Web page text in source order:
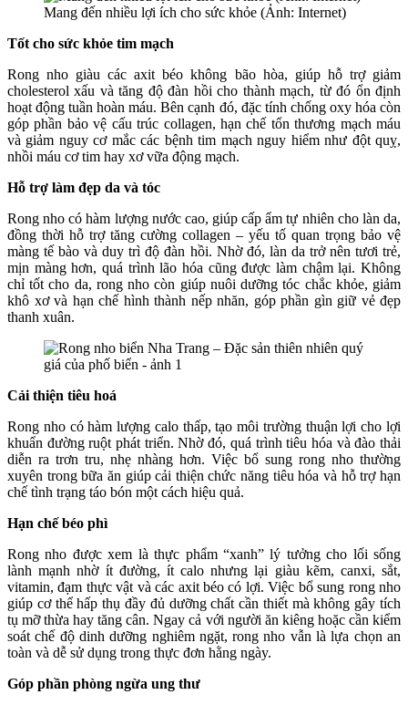
Mang đến nhiều lợi ích cho sức khỏe (Ảnh: Internet)
Tốt cho sức khỏe tim mạch
Rong nho giàu các axit béo không bão hòa, giúp hỗ trợ giảm
cholesterol xấu và tăng độ đàn hồi cho thành mạch, từ đó ổn định
hoạt động tuần hoàn máu. Bên cạnh đó, đặc tính chống oxy hóa còn
góp phần bảo vệ cấu trúc collagen, hạn chế tổn thương mạch máu
và giảm nguy cơ mắc các bệnh tim mạch nguy hiểm như đột quỵ,
nhồi máu cơ tim hay xơ vữa động mạch.
Hỗ trợ làm đẹp da và tóc
Rong nho có hàm lượng nước cao, giúp cấp ẩm tự nhiên cho làn da,
đồng thời hỗ trợ tăng cường collagen – yếu tố quan trọng bảo vệ
màng tế bào và duy trì độ đàn hồi. Nhờ đó, làn da trở nên tươi trẻ,
mịn màng hơn, quá trình lão hóa cũng được làm chậm lại. Không
chỉ tốt cho da, rong nho còn giúp nuôi dưỡng tóc chắc khỏe, giảm
khô xơ và hạn chế hình thành nếp nhăn, góp phần gìn giữ vẻ đẹp
thanh xuân.
Cải thiện tiêu hoá
Rong nho có hàm lượng calo thấp, tạo môi trường thuận lợi cho lợi
khuẩn đường ruột phát triển. Nhờ đó, quá trình tiêu hóa và đào thải
diễn ra trơn tru, nhẹ nhàng hơn. Việc bổ sung rong nho thường
xuyên trong bữa ăn giúp cải thiện chức năng tiêu hóa và hỗ trợ hạn
chế tình trạng táo bón một cách hiệu quả.
Hạn chế béo phì
Rong nho được xem là thực phẩm “xanh” lý tưởng cho lối sống
lành mạnh nhờ ít đường, ít calo nhưng lại giàu kẽm, canxi, sắt,
vitamin, đạm thực vật và các axit béo có lợi. Việc bổ sung rong nho
giúp cơ thể hấp thụ đầy đủ dưỡng chất cần thiết mà không gây tích
tụ mỡ thừa hay tăng cân. Ngay cả với người ăn kiêng hoặc cần kiểm
soát chế độ dinh dưỡng nghiêm ngặt, rong nho vẫn là lựa chọn an
toàn và dễ sử dụng trong thực đơn hằng ngày.
Góp phần phòng ngừa ung thư